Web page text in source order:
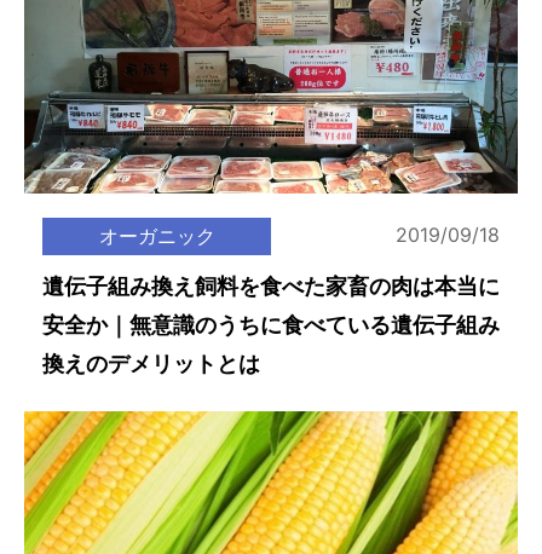
オーガニック 2019/09/18
遺伝子組み換え飼料を食べた家畜の肉は本当に
安全か｜無意識のうちに食べている遺伝子組み
換えのデメリットとは